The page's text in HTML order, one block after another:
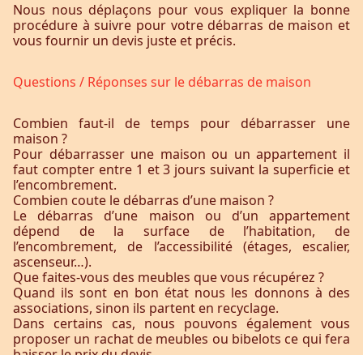
Nous nous déplaçons pour vous expliquer la bonne
procédure à suivre pour votre débarras de maison et
vous fournir un devis juste et précis.
Questions / Réponses sur le débarras de maison
Combien faut-il de temps pour débarrasser une
maison ?
Pour débarrasser une maison ou un appartement il
faut compter entre 1 et 3 jours suivant la superficie et
l’encombrement.
Combien coute le débarras d’une maison ?
Le débarras d’une maison ou d’un appartement
dépend de la surface de l’habitation, de
l’encombrement, de l’accessibilité (étages, escalier,
ascenseur…).
Que faites-vous des meubles que vous récupérez ?
Quand ils sont en bon état nous les donnons à des
associations, sinon ils partent en recyclage.
Dans certains cas, nous pouvons également vous
proposer un rachat de meubles ou bibelots ce qui fera